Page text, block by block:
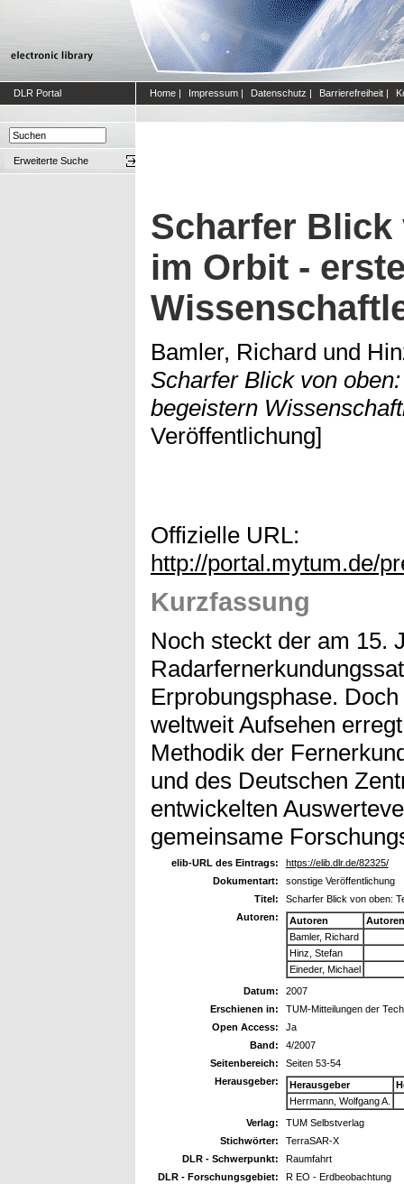
DLR Portal Home | Impressum | Datenschutz | Barrierefreiheit |
Erweiterte Suche
Scharfer Blick
im Orbit -
Bamler, Richard und
Scharfer Blick von
begeistern
Veröffentlichung]
Offizielle URL:
http://portal.mytum.de/
Kurzfassung
Noch steckt der am 15.
Erprobungsphase.
weltweit Aufsehen
Methodik der
und des Deutschen
entwickelten
gemeinsame
elib-URL des Eintrags:
https://elib.dlr.de/82325/
Dokumentart:
sonstige Veröffentlichung
Titel:
Scharfer Blick von oben:
Autoren:
Autoren
Bamler, Richard
Hinz, Stefan
Eineder, Michael
Datum:
2007
Erschienen in:
TUM-Mitteilungen der
Open Access:
Ja
Band:
4/2007
Seitenbereich:
Seiten 53-54
Herausgeber:
Herausgeber
Herrmann, Wolfgang A.
Verlag:
TUM Selbstverlag
Stichwörter:
TerraSAR-X
DLR - Schwerpunkt:
Raumfahrt
DLR - Forschungsgebiet:
R EO - Erdbeobachtung